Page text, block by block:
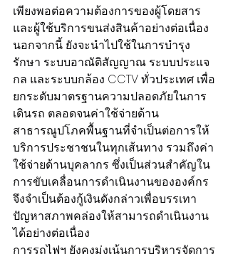
เพียงพอต่อความต้องการของผู้โดยสาร
และผู้ใช้บริการขนส่งสินค้าอย่างต่อเนื่อง
​นอกจากนี้ ยังจะนำไปใช้ในการบำรุง
รักษา ระบบอาณัติสัญญาณ ระบบประแจ
กล และระบบกล้อง CCTV ทั่วประเทศ เพื่อ
ยกระดับมาตรฐานความปลอดภัยในการ
เดินรถ ตลอดจนค่าใช้จ่ายด้าน
สาธารณูปโภคพื้นฐานที่จำเป็นต่อการให้
บริการประชาชนในทุกเส้นทาง รวมถึงค่า
ใช้จ่ายด้านบุคลากร ซึ่งเป็นส่วนสำคัญใน
การขับเคลื่อนการดำเนินงานขององค์กร
จึงจำเป็นต้องกู้เงินดังกล่าวเพื่อบรรเทา
ปัญหาสภาพคล่องให้สามารถดำเนินงาน
ได้อย่างต่อเนื่อง
​การรถไฟฯ ยังคงมุ่งเน้นการบริหารจัดการ